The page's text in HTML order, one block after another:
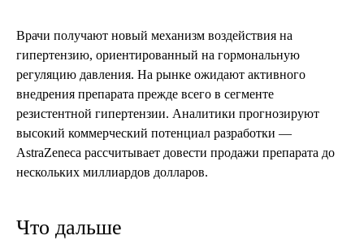
Врачи получают новый механизм воздействия на
гипертензию, ориентированный на гормональную
регуляцию давления. На рынке ожидают активного
внедрения препарата прежде всего в сегменте
резистентной гипертензии. Аналитики прогнозируют
высокий коммерческий потенциал разработки —
AstraZeneca рассчитывает довести продажи препарата до
нескольких миллиардов долларов.
Что дальше